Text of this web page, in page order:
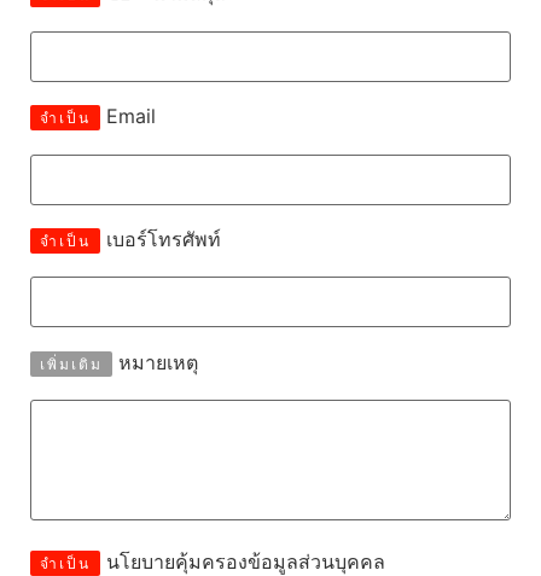
จำเป็น Email
จำเป็น เบอร์โทรศัพท์
เพิ่มเติม หมายเหตุ
จำเป็น นโยบายคุ้มครองข้อมูลส่วนบุคคล